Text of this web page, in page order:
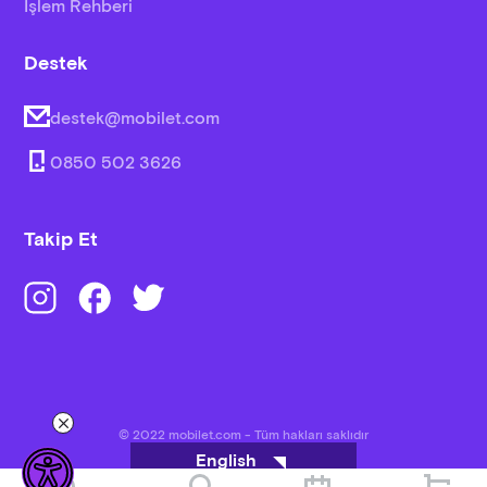
21:30 – 22:30 Efza
Biraz Yalnız Kalabilir Miyiz?
25 Haziran Pazar
13:30 – 15:30 Undomondo
15:30 - 16:30 Su Sonia
17:00 - 18:00 Bahr
İşlem Rehberi
Destek
destek@mobilet.com
0850 502 3626
Takip Et
© 2022 mobilet.com - Tüm hakları saklıdır
English